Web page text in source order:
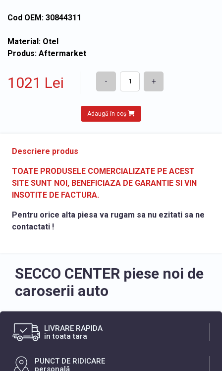
Cod OEM: 30844311
Material: Otel
Produs: Aftermarket
1021 Lei - +
Adaugă în coș
Descriere produs
TOATE PRODUSELE COMERCIALIZATE PE ACEST
SITE SUNT NOI, BENEFICIAZA DE GARANTIE SI VIN
INSOTITE DE FACTURA.
Pentru orice alta piesa va rugam sa nu ezitati sa ne
contactati !
SECCO CENTER piese noi de
caroserii auto
LIVRARE RAPIDA
in toata tara
PUNCT DE RIDICARE
personală